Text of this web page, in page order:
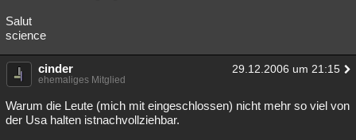
Salut
science
cinder 29.12.2006 um 21:15
ehemaliges Mitglied
Warum die Leute (mich mit eingeschlossen) nicht mehr so viel von
der Usa halten istnachvollziehbar.